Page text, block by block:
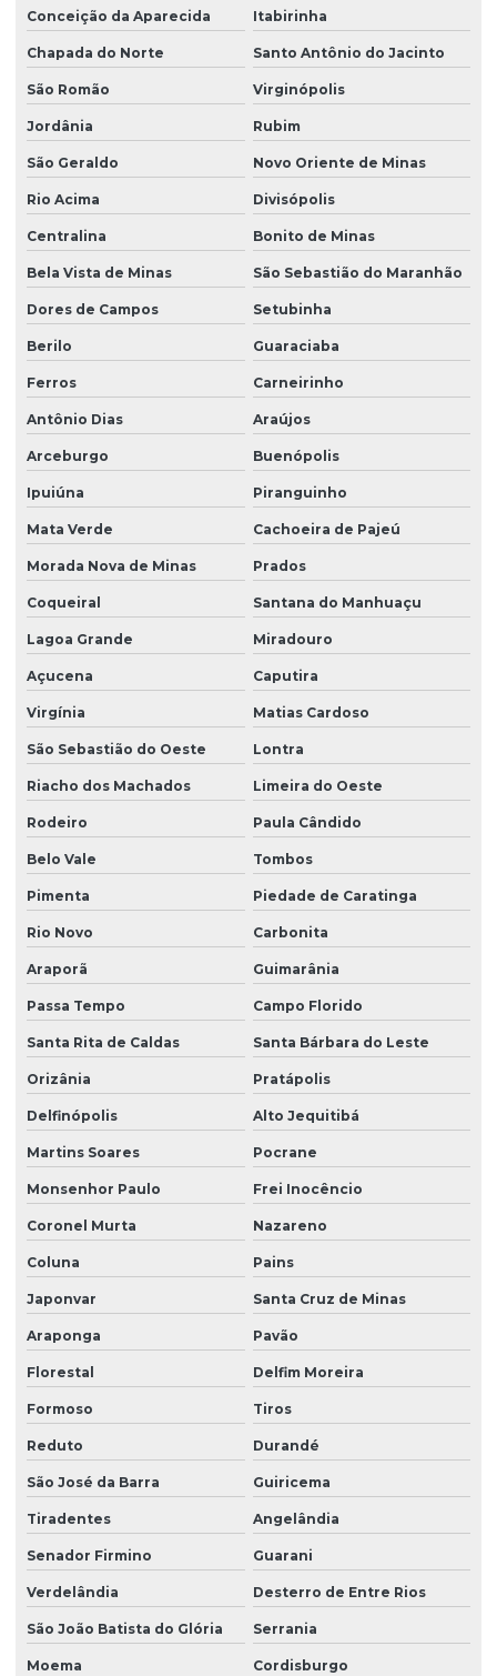
Conceição da Aparecida Itabirinha
Chapada do Norte Santo Antônio do Jacinto
São Romão Virginópolis
Jordânia Rubim
São Geraldo Novo Oriente de Minas
Rio Acima Divisópolis
Centralina Bonito de Minas
Bela Vista de Minas São Sebastião do Maranhão
Dores de Campos Setubinha
Berilo Guaraciaba
Ferros Carneirinho
Antônio Dias Araújos
Arceburgo Buenópolis
Ipuiúna Piranguinho
Mata Verde Cachoeira de Pajeú
Morada Nova de Minas Prados
Coqueiral Santana do Manhuaçu
Lagoa Grande Miradouro
Açucena Caputira
Virgínia Matias Cardoso
São Sebastião do Oeste Lontra
Riacho dos Machados Limeira do Oeste
Rodeiro Paula Cândido
Belo Vale Tombos
Pimenta Piedade de Caratinga
Rio Novo Carbonita
Araporã Guimarânia
Passa Tempo Campo Florido
Santa Rita de Caldas Santa Bárbara do Leste
Orizânia Pratápolis
Delfinópolis Alto Jequitibá
Martins Soares Pocrane
Monsenhor Paulo Frei Inocêncio
Coronel Murta Nazareno
Coluna Pains
Japonvar Santa Cruz de Minas
Araponga Pavão
Florestal Delfim Moreira
Formoso Tiros
Reduto Durandé
São José da Barra Guiricema
Tiradentes Angelândia
Senador Firmino Guarani
Verdelândia Desterro de Entre Rios
São João Batista do Glória Serrania
Moema Cordisburgo